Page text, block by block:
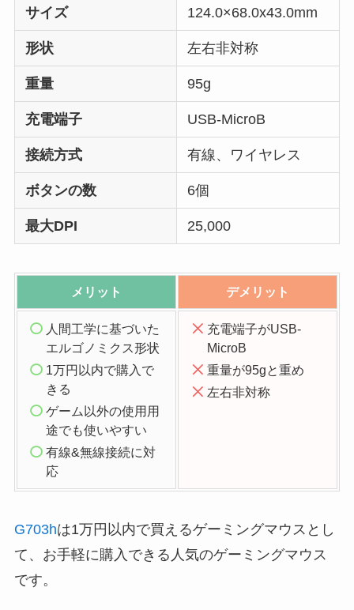
サイズ ‎124.0×68.0x43.0mm
形状 左右非対称
重量 95g
充電端子 USB-MicroB
接続方式 有線、ワイヤレス
ボタンの数 6個
最大DPI 25,000
メリット デメリット
人間工学に基づいた
エルゴノミクス形状
1万円以内で購入で
きる
ゲーム以外の使用用
途でも使いやすい
有線&無線接続に対
応
充電端子がUSB-
MicroB
重量が95gと重め
左右非対称
G703hは1万円以内で買えるゲーミングマウスとし
て、お手軽に購入できる人気のゲーミングマウス
です。